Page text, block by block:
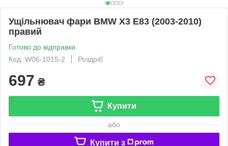
Ущільнювач фари BMW X3 E83 (2003-2010)
правий
Готово до відправки
Код: W06-1015-2
Роздріб
697 ₴
Купити
або
Купити з